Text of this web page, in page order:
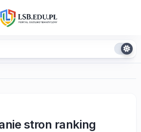
stron ranking